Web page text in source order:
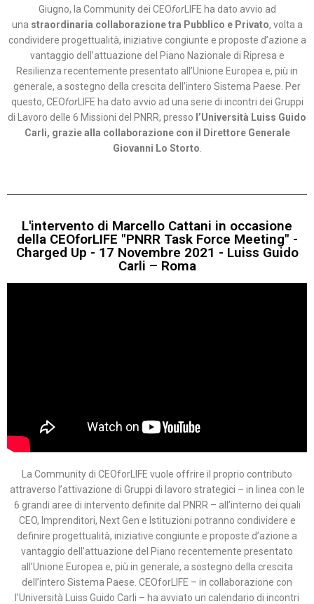
Giugno, la Community dei CEOforLIFE ha dato avvio ad
una straordinaria collaborazione tra Pubblico e Privato, volta a
condividere progettualità, iniziative congiunte e proposte d’azione a
vantaggio dell’attuazione del Piano Nazionale di Ripresa e
Resilienza recentemente presentato all’Unione Europea e, più in
generale, a sostegno della crescita dell’intero Sistema Paese. Per
questo, CEOforLIFE ha dato avvio ad una serie di incontri dei Gruppi
di Lavoro delle 6 Missioni del PNRR, presso l’Università Luiss Guido
Carli, grazie alla collaborazione con il Direttore Generale
Giovanni Lo Storto
L'intervento di Marcello Cattani in occasione
della CEOforLIFE "PNRR Task Force Meeting" -
Charged Up - 17 Novembre 2021 - Luiss Guido
Carli – Roma
La Community di CEOforLIFE vuole offrire il proprio contributo
attraverso l’attivazione di Gruppi di lavoro strategici – in linea con le
6 grandi aree di intervento definite dal PNRR – all’interno dei quali
CEO, Imprenditori, Next Gen e Istituzioni potranno condividere e
definire progettualità, iniziative congiunte e proposte d’azione a
vantaggio dell’attuazione del Piano recentemente presentato
all’Unione Europea e, più in generale, a sostegno della crescita
dell’intero Sistema Paese. CEOforLIFE – in collaborazione con
l’Università Luiss Guido Carli – ha avviato un calendario di incontri